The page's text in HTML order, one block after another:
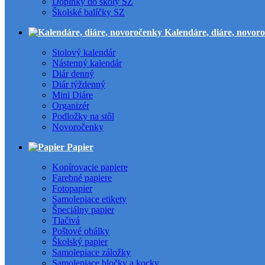
Školské balíčky SZ
Kalendáre, diáre,
Stolový kalendár
Nástenný kalendár
Diár denný
Diár týždenný
Mini Diáre
Organizér
Podložky na stôl
Novoročenky
Papier
Kopírovacie papiere
Farebné papiere
Fotopapier
Samolepiace etikety
Špeciálny papier
Tlačivá
Poštové obálky
Školský papier
Samolepiace záložky
Samolepiace bločky a kocky